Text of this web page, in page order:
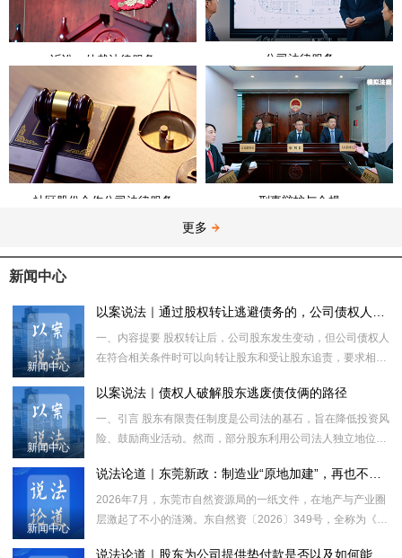
诉讼、仲裁法律服务 公司法律服务
社区股份合作公司法律服务 刑事辩护与合规
更多
新闻中心
新闻中心
以案说法｜通过股权转让逃避债务的，公司债权人如何维权？
一、内容提要 股权转让后，公司股东发生变动，但公司债权人
在符合相关条件时可以向转让股东和受让股东追责，要求相关
时限下，
新闻中心
以案说法｜债权人破解股东逃废债伎俩的路径
一、引言 股东有限责任制度是公司法的基石，旨在降低投资风
险、鼓励商业活动。然而，部分股东利用公司法人独立地位和
任，严重
新闻中心
说法论道｜东莞新政：制造业“原地加建”，再也不用补地价了
2026年7月，东莞市自然资源局的一纸文件，在地产与产业圈
层激起了不小的涟漪。东自然资〔2026〕349号，全称为《东